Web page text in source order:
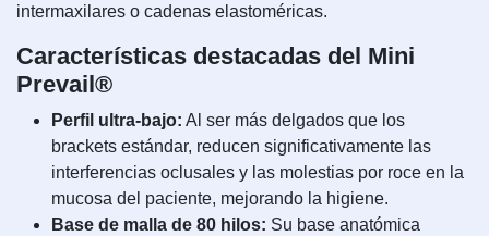
intermaxilares o cadenas elastoméricas.
Características destacadas del Mini
Prevail®
Perfil ultra-bajo: Al ser más delgados que los
brackets estándar, reducen significativamente las
interferencias oclusales y las molestias por roce en la
mucosa del paciente, mejorando la higiene.
Base de malla de 80 hilos: Su base anatómica